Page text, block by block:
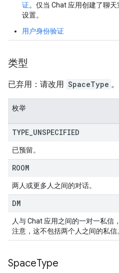
证。仅当 Chat 应用创建了聊
设置。
用户身份验证
类型
已弃用：请改用 SpaceType 。
枚举
TYPE UNSPECIFIED
已预留。
ROOM
两人或更多人之间的对话。
DM
人与 Chat 应用之间的一对一私信
注意，这不包括两个人之间的私信
SpaceType